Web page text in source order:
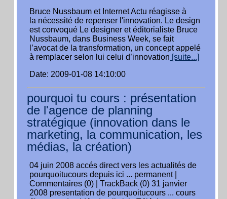
Bruce Nussbaum et Internet Actu réagisse à
la nécessité de repenser l'innovation. Le design
est convoqué Le designer et éditorialiste Bruce
Nussbaum, dans Business Week, se fait
l’avocat de la transformation, un concept appelé
à remplacer selon lui celui d’innovation [suite...]
Date: 2009-01-08 14:10:00
pourquoi tu cours : présentation
de l'agence de planning
stratégique (innovation dans le
marketing, la communication, les
médias, la création)
04 juin 2008 accés direct vers les actualités de
pourquoitucours depuis ici ... permanent |
Commentaires (0) | TrackBack (0) 31 janvier
2008 presentation de pourquoitucours ... cours